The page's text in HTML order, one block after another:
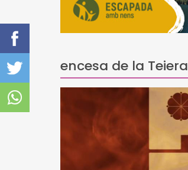
encesa de la Teiera